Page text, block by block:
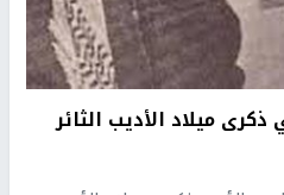
ميلاد الأديب الثائر